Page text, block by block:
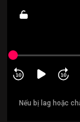
Nếu bị lag hoặc